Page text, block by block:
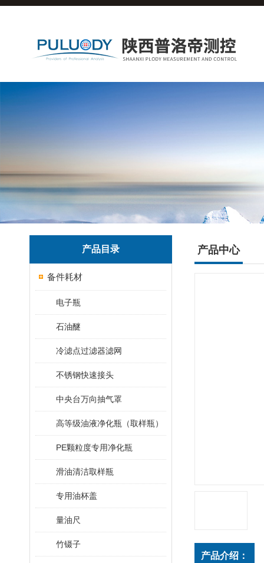
产品目录
备件耗材
电子瓶
石油醚
冷滤点过滤器滤网
不锈钢快速接头
中央台万向抽气罩
高等级油液净化瓶（取样瓶）
PE颗粒度专用净化瓶
滑油清洁取样瓶
专用油杯盖
量油尺
竹镊子
产品中心
产品介绍：